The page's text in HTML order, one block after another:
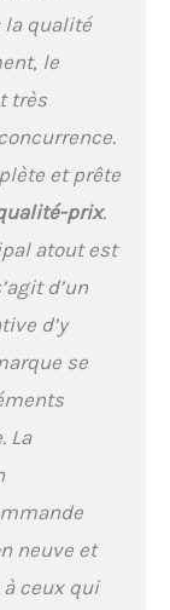
la qualité
le
très
et prête
prix.
atout est
d’un
d’y
se
La
neuve et
ceux qui